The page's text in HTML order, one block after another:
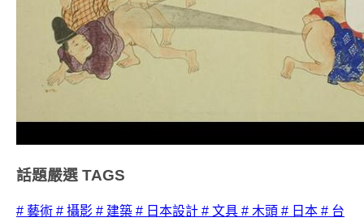
話題嚴選 TAGS
# 藝術 # 攝影 # 建築 # 日本設計 # 文具 # 木頭 # 日本 # 台